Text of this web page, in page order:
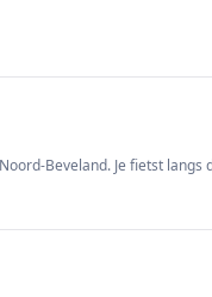
Beveland. Je fietst langs